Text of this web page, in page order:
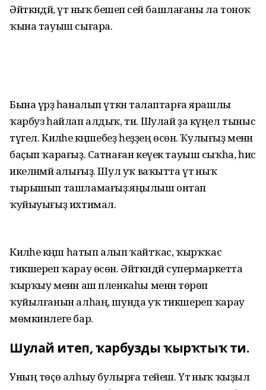
Әйткәндәй, үтә ныҡ бешеп әсей башлағаны ла тоноҡ
ҡына тауыш сығара.
Бына үрҙә һаналып үткән талаптарға ярашлы
ҡарбуз һайлап алдыҡ, ти. Шулай ҙа күңел тыныс
түгел. Киләһе кәңәшебеҙ һеҙҙең өсөн. Ҡулығыҙ менән
баҫып ҡарағыҙ. Сатнаған кеүек тауыш сыҡһа, һис
икеләнмәй алығыҙ. Шул уҡ ваҡытта үтә ныҡ
тырышып ташламағыҙ:яңылыш онтап
ҡуйыуығыҙ ихтимал.
Киләһе кәңәш һатып алып ҡайтҡас, ҡырҡҡас
тикшереп ҡарау өсөн. Әйткәндәй супермаркетта
ҡырҡыу менән аш пленкаһы менән төрөп
ҡуйылғанын алһаң, шунда уҡ тикшереп ҡарау
мөмкинлеге бар.
Шулай итеп, ҡарбузды ҡырҡтыҡ ти.
Уның төҫө алһыу булырға тейеш. Үтә ныҡ ҡыҙыл